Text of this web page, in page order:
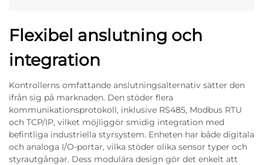
Flexibel anslutning och
integration
Kontrollerns omfattande anslutningsalternativ sätter den
ifrån sig på marknaden. Den stöder flera
kommunikationsprotokoll, inklusive RS485, Modbus RTU
och TCP/IP, vilket möjliggör smidig integration med
befintliga industriella styrsystem. Enheten har både digitala
och analoga I/O-portar, vilka stöder olika sensor typer och
styrautgångar. Dess modulära design gör det enkelt att